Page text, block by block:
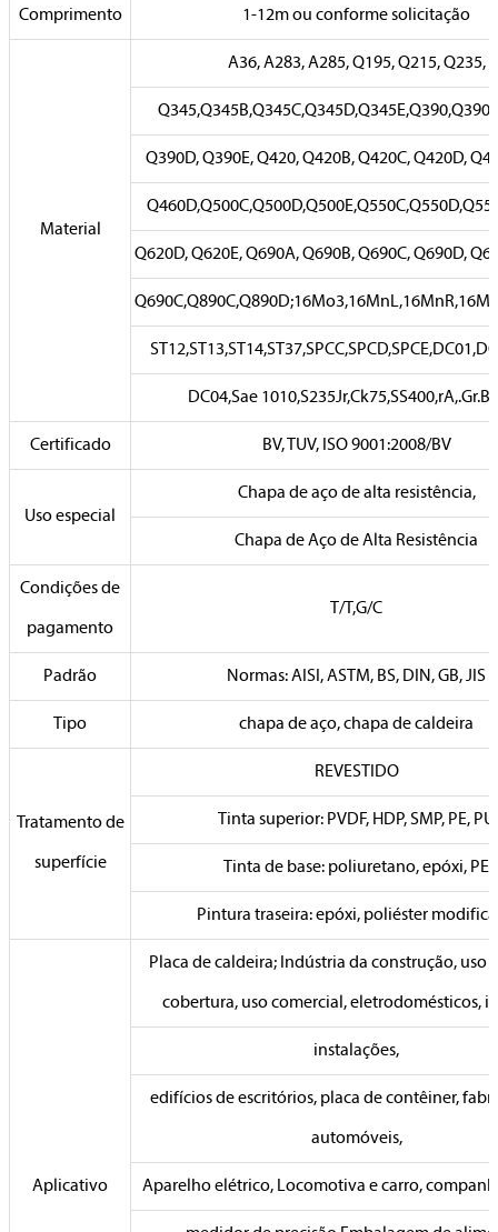
Comprimento 1-12m ou conforme solicitação
Material
A36, A283, A285, Q195, Q215, Q235,
Q390D, Q390E, Q420, Q420B, Q420C, Q420D,
Q620D, Q620E, Q690A, Q690B, Q690C, Q690D,
DC04,Sae
Certificado BV, TUV, ISO 9001:2008/BV
Uso especial
Chapa de aço de alta resistência,
Chapa de Aço de Alta Resistência
Condições de
pagamento
T/T,G/C
Padrão Normas: AISI, ASTM, BS, DIN, GB, JIS
Tipo chapa de aço, chapa de caldeira
Tratamento de
superfície
REVESTIDO
Tinta superior: PVDF, HDP, SMP, PE, PU
Tinta de base: poliuretano, epóxi, PE
Pintura traseira: epóxi, poliéster
Aplicativo
Placa de caldeira; Indústria da construção, uso
cobertura, uso comercial, eletrodomésticos,
instalações,
edifícios de escritórios, placa de contêiner,
automóveis,
Aparelho elétrico, Locomotiva e carro,